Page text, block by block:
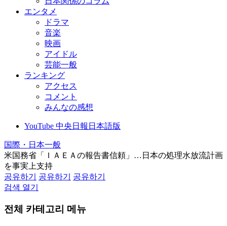
エンタメ
ドラマ
音楽
映画
アイドル
芸能一般
ランキング
アクセス
コメント
みんなの感想
YouTube 中央日報日本語版
国際・日本一般
米国務省「ＩＡＥＡの報告書信頼」…日本の処理水放流計画
を事実上支持
공유하기
공유하기
공유하기
검색 열기
전체 카테고리 메뉴